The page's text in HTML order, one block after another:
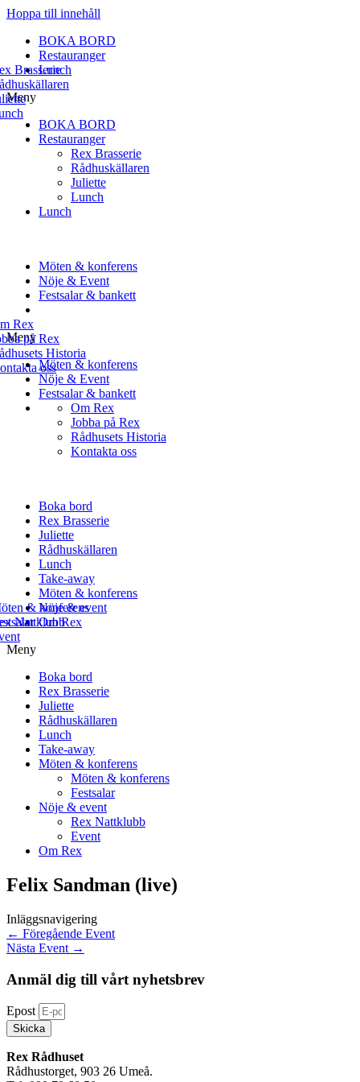
Hoppa till innehåll
BOKA BORD
Restauranger
Brasserie
Lunch
Meny
BOKA BORD
Restauranger
Rex Brasserie
Rådhuskällaren
Juliette
Lunch
Lunch
Möten & konferens
Nöje & Event
Festsalar & bankett
Rex
på Rex
Historia
oss
Meny
Möten & konferens
Nöje & Event
Festsalar & bankett
Om Rex
Jobba på Rex
Rådhusets Historia
Kontakta oss
Boka bord
Rex Brasserie
Juliette
Rådhuskällaren
Lunch
Take-away
Möten & konferens
& konferens
Nöje & event
Nattklubb
Om Rex
Meny
Boka bord
Rex Brasserie
Juliette
Rådhuskällaren
Lunch
Take-away
Möten & konferens
Möten & konferens
Festsalar
Nöje & event
Rex Nattklubb
Event
Om Rex
Felix Sandman (live)
Inläggsnavigering
← Föregående Event
Nästa Event →
Anmäl dig till vårt nyhetsbrev
Epost
Skicka
Rex Rådhuset
Rådhustorget, 903 26 Umeå.